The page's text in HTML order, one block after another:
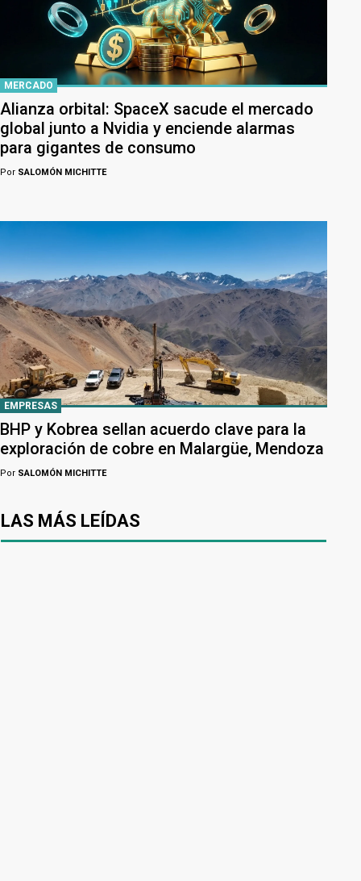
MERCADO
Alianza orbital: SpaceX sacude el mercado
global junto a Nvidia y enciende alarmas
para gigantes de consumo
Por SALOMÓN MICHITTE
EMPRESAS
BHP y Kobrea sellan acuerdo clave para la
exploración de cobre en Malargüe, Mendoza
Por SALOMÓN MICHITTE
LAS MÁS LEÍDAS